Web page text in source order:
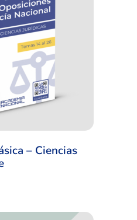
– Ciencias